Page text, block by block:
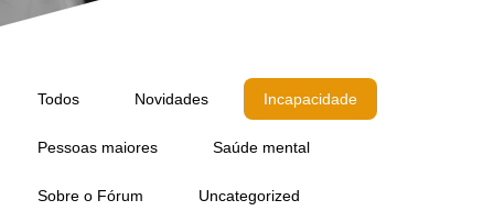
Todos Novidades Incapacidade
Pessoas maiores Saúde mental
Sobre o Fórum Uncategorized